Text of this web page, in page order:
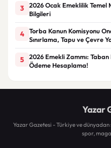
3
2026 Ocak Emeklilik Temel
Bilgileri
4
Torba Kanun Komisyonu
Sınırlama, Tapu ve Çevre
5
2026 Emekli Zammı:
Ödeme Hesaplama!
Yazar
Yazar Gazetesi - Türkiye ve
spor,